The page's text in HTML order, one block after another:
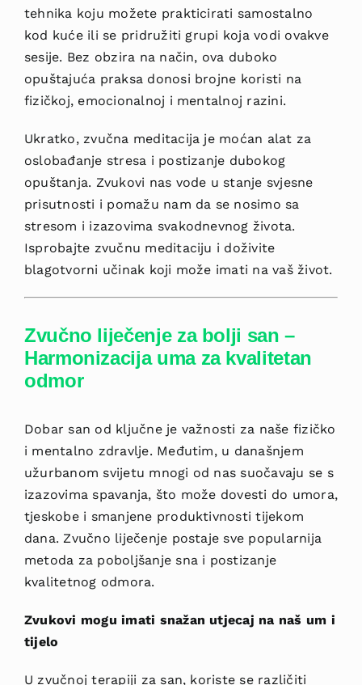
tehnika koju možete prakticirati samostalno
kod kuće ili se pridružiti grupi koja vodi ovakve
sesije. Bez obzira na način, ova duboko
opuštajuća praksa donosi brojne koristi na
fizičkoj, emocionalnoj i mentalnoj razini.
Ukratko, zvučna meditacija je moćan alat za
oslobađanje stresa i postizanje dubokog
opuštanja. Zvukovi nas vode u stanje svjesne
prisutnosti i pomažu nam da se nosimo sa
stresom i izazovima svakodnevnog života.
Isprobajte zvučnu meditaciju i doživite
blagotvorni učinak koji može imati na vaš život.
Zvučno liječenje za bolji san –
Harmonizacija uma za kvalitetan
odmor
Dobar san od ključne je važnosti za naše fizičko
i mentalno zdravlje. Međutim, u današnjem
užurbanom svijetu mnogi od nas suočavaju se s
izazovima spavanja, što može dovesti do umora,
tjeskobe i smanjene produktivnosti tijekom
dana. Zvučno liječenje postaje sve popularnija
metoda za poboljšanje sna i postizanje
kvalitetnog odmora.
Zvukovi mogu imati snažan utjecaj na naš um i
tijelo
U zvučnoj terapiji za san, koriste se različiti